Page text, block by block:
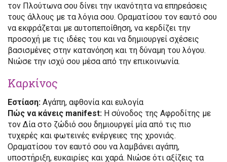
τον Πλούτωνα σου δίνει την ικανότητα να επηρεάσεις
τους άλλους με τα λόγια σου. Οραματίσου τον εαυτό σου
να εκφράζεται με αυτοπεποίθηση, να κερδίζει την
προσοχή με τις ιδέες του και να δημιουργεί σχέσεις
βασισμένες στην κατανόηση και τη δύναμη του λόγου.
Νιώσε την ισχύ σου μέσα από την επικοινωνία.
Καρκίνος
Εστίαση: Αγάπη, αφθονία και ευλογία
Πώς να κάνεις manifest: Η σύνοδος της Αφροδίτης με
τον Δία στο ζώδιό σου δημιουργεί μία από τις πιο
τυχερές και φωτεινές ενέργειες της χρονιάς.
Οραματίσου τον εαυτό σου να λαμβάνει αγάπη,
υποστήριξη, ευκαιρίες και χαρά. Νιώσε ότι αξίζεις τα